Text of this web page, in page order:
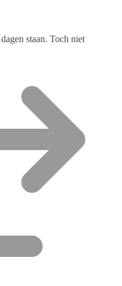
staan. Toch niet